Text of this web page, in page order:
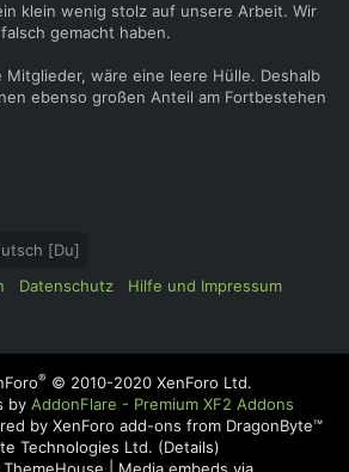
klein wenig stolz auf unsere Arbeit. Wir
gemacht haben.
Mitglieder, wäre eine leere Hülle. Deshalb
ebenso großen Anteil am Fortbestehen
[Du]
Datenschutz
Hilfe und Impressum
® © 2010-2020 XenForo Ltd.
by AddonFlare - Premium XF2 Addons
by XenForo add-ons from DragonByte™
Technologies Ltd. (Details)